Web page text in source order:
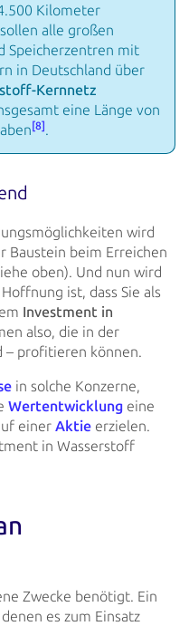
Kilometer
alle großen
Speicherzentren mit
in Deutschland über
Kernnetz
eine Länge von
[8].
wird
Baustein beim Erreichen
oben). Und nun wird
ist, dass Sie als
Investment in
also, die in der
– profitieren können.
in solche Konzerne,
Wertentwicklung eine
einer Aktie erzielen.
in Wasserstoff
Zwecke benötigt. Ein
es zum Einsatz